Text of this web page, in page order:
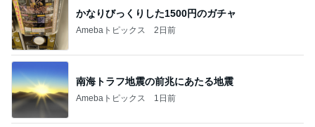
かなりびっくりした1500円のガチャ
Amebaトピックス 2日前
南海トラフ地震の前兆にあたる地震
Amebaトピックス 1日前